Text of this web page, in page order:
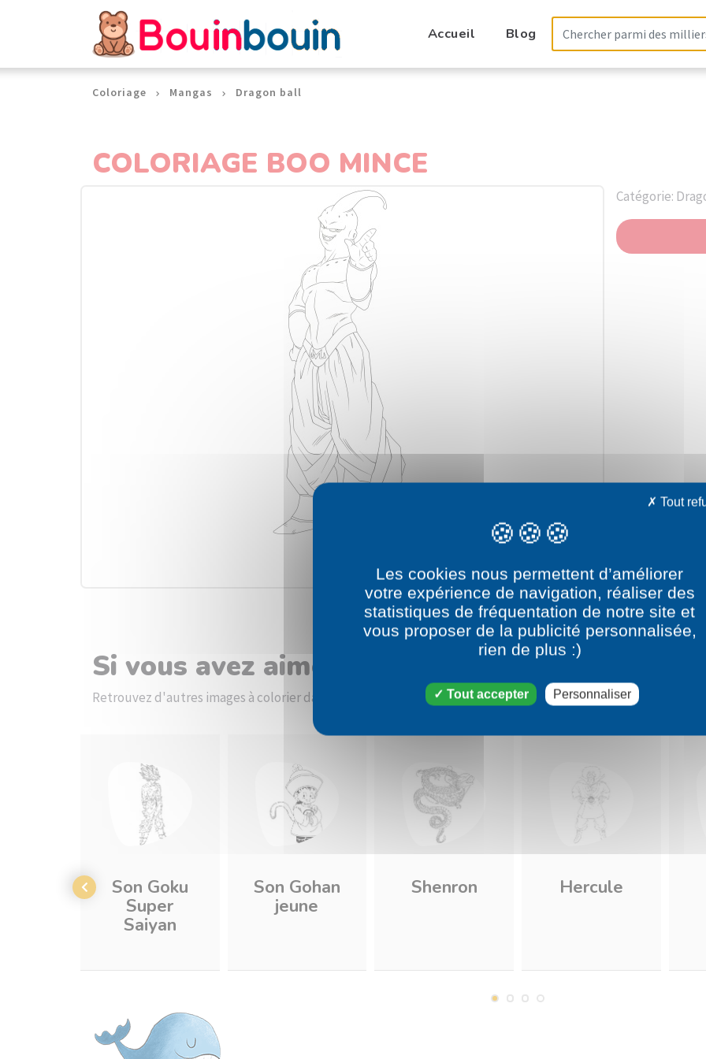
Accueil Blog
Coloriage Mangas Dragon ball
COLORIAGE BOO MINCE
Catégorie:
Si vous avez aimé le dessin Boo Mince
Retrouvez d'autres images à colorier dans la catégorie dessin Dragon ball
Son Goku
Super
Saiyan
Son Gohan
jeune
Shenron Hercule
Panneau de gestion des cookies
Les cookies nous permettent d’améliorer
votre expérience de navigation, réaliser des
statistiques de fréquentation de notre site et
vous proposer de la publicité personnalisée,
rien de plus :)
Tout accepter
Tout
Personnaliser